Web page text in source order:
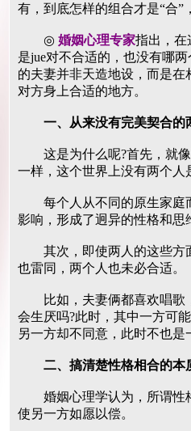
有，到底怎样的组合才是“合”
◎婚姻心理专家指出，在
是jue对不合适的，也没有哪
的夫妻并非天造地设，而是
对方身上合适的地方。
一、从来没有完美契合的
这是为什么呢?首先，就像
一样，这个世界上没有两个人
每个人从不同的原生家庭
影响，形成了迥异的性格和思
其次，即使两人的这些方
也雷同，两个人也未必合适。
比如，夫妻俩都喜欢唱歌
会生厌吗?此时，其中一方可
另一方却不同意，此时不也是
二、搞清楚性格相合的本
婚姻心理学认为，所谓性
使另一方如愿以偿。